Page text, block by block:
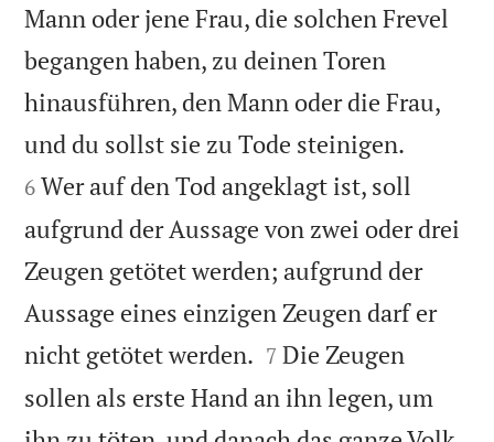
Mann oder jene Frau, die solchen Frevel
begangen haben, zu deinen Toren
hinausführen, den Mann oder die Frau,
und du sollst sie zu Tode steinigen.
6 Wer auf den Tod angeklagt ist, soll
aufgrund der Aussage von zwei oder drei
Zeugen getötet werden; aufgrund der
Aussage eines einzigen Zeugen darf er
nicht getötet werden. 

7 Die Zeugen
sollen als erste Hand an ihn legen, um